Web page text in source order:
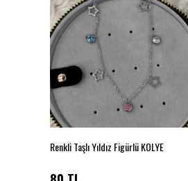
Renkli Taşlı Yıldız Figürlü KOLYE